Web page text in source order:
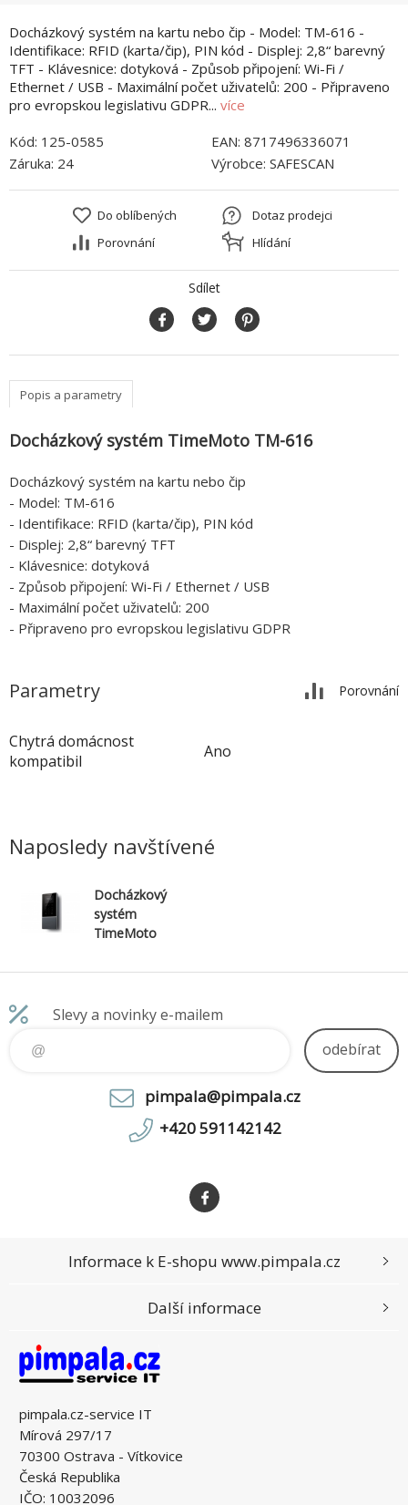
Docházkový systém na kartu nebo čip - Model: TM-616 -
Identifikace: RFID (karta/čip), PIN kód - Displej: 2,8“ barevný
TFT - Klávesnice: dotyková - Způsob připojení: Wi-Fi /
Ethernet / USB - Maximální počet uživatelů: 200 - Připraveno
pro evropskou legislativu GDPR... více
Kód: 125-0585 EAN: 8717496336071
Záruka: 24 Výrobce: SAFESCAN
Do oblíbených
Porovnání
Dotaz prodejci
Hlídání
Sdílet
Popis a parametry
Docházkový systém TimeMoto TM-616
Docházkový systém na kartu nebo čip
- Model: TM-616
- Identifikace: RFID (karta/čip), PIN kód
- Displej: 2,8“ barevný TFT
- Klávesnice: dotyková
- Způsob připojení: Wi-Fi / Ethernet / USB
- Maximální počet uživatelů: 200
- Připraveno pro evropskou legislativu GDPR
Parametry Porovnání
Chytrá domácnost
kompatibil
Ano
Naposledy navštívené
Docházkový
systém
TimeMoto
Slevy a novinky e-mailem
odebírat
pimpala@pimpala.cz
+420 591142142
pimpala.cz-service IT
Mírová 297/17
70300 Ostrava - Vítkovice
Česká Republika
IČO: 10032096
Informace k E-shopu www.pimpala.cz
Další informace